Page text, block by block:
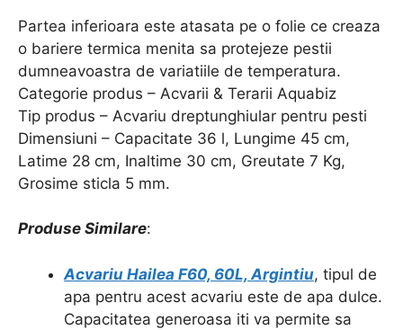
Partea inferioara este atasata pe o folie ce creaza
o bariere termica menita sa protejeze pestii
dumneavoastra de variatiile de temperatura.
Categorie produs – Acvarii & Terarii Aquabiz
Tip produs – Acvariu dreptunghiular pentru pesti
Dimensiuni – Capacitate 36 l, Lungime 45 cm,
Latime 28 cm, Inaltime 30 cm, Greutate 7 Kg,
Grosime sticla 5 mm.
Produse Similare:
Acvariu Hailea F60, 60L, Argintiu, tipul de
apa pentru acest acvariu este de apa dulce.
Capacitatea generoasa iti va permite sa